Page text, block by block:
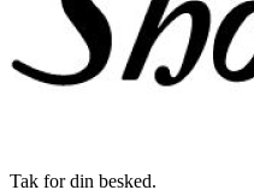
Tak for din besked.